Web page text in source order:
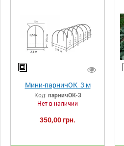
Мини-парничОК 3 м
Код: парничОК-3
Нет в наличии
350,00 грн.